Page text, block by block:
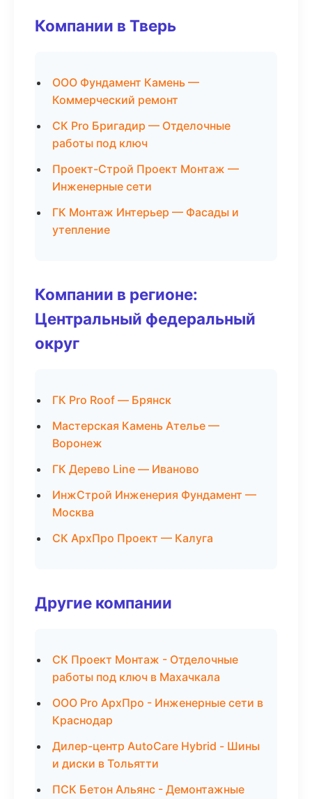
Компании в Тверь
ООО Фундамент Камень —
Коммерческий ремонт
СК Pro Бригадир — Отделочные
работы под ключ
Проект-Строй Проект Монтаж —
Инженерные сети
ГК Монтаж Интерьер — Фасады и
утепление
Компании в регионе:
Центральный федеральный
округ
ГК Pro Roof — Брянск
Мастерская Камень Ателье —
Воронеж
ГК Дерево Line — Иваново
ИнжСтрой Инженерия Фундамент —
Москва
СК АрхПро Проект — Калуга
Другие компании
СК Проект Монтаж - Отделочные
работы под ключ в Махачкала
ООО Pro АрхПро - Инженерные сети в
Краснодар
Дилер-центр AutoCare Hybrid - Шины
и диски в Тольятти
ПСК Бетон Альянс - Демонтажные